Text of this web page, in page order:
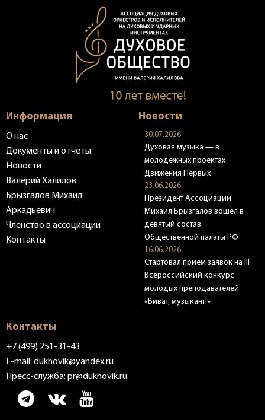
Информация
О нас
Документы и отчеты
Новости
Валерий Халилов
Брызгалов Михаил
Аркадьевич
Членство в ассоциации
Контакты
Новости
30.07.2026
Духовая музыка — в
молодёжных проектах
Движения Первых
23.06.2026
Президент Ассоциации
Михаил Брызгалов вошёл в
девятый состав
Общественной палаты РФ
16.06.2026
Стартовал приём заявок на III
Всероссийский конкурс
молодых преподавателей
«Виват, музыкант!»
Контакты
+7 (499) 251-31-43
E-mail: dukhovik@yandex.ru
Пресс-служба: pr@dukhovik.ru